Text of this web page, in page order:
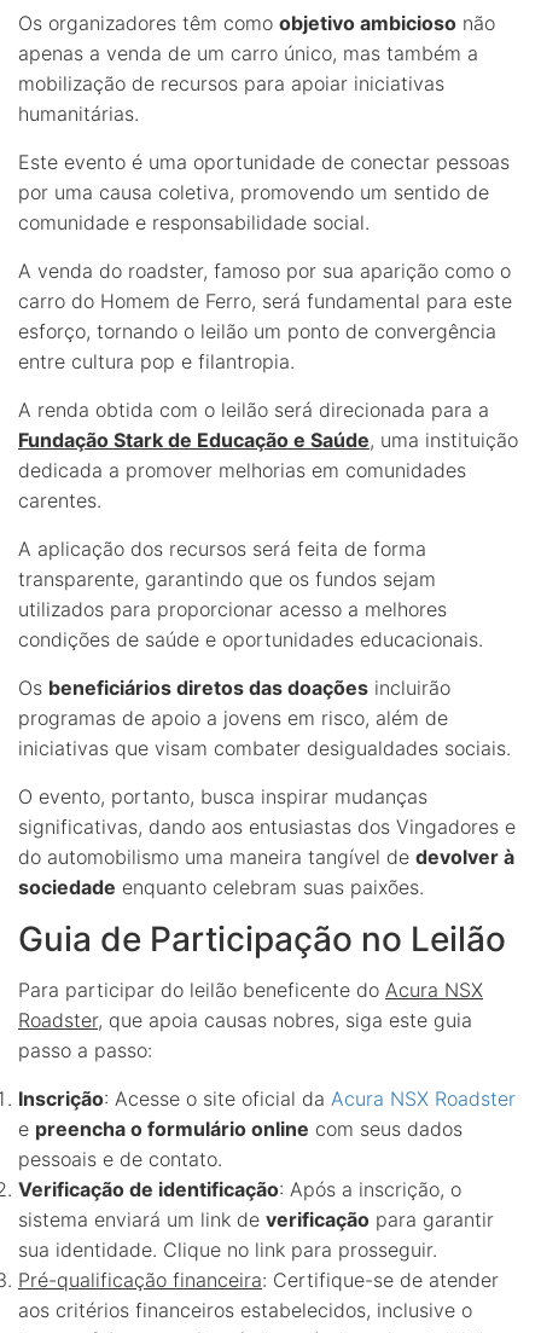
Os organizadores têm como objetivo ambicioso não
apenas a venda de um carro único, mas também a
mobilização de recursos para apoiar iniciativas
humanitárias.
Este evento é uma oportunidade de conectar pessoas
por uma causa coletiva, promovendo um sentido de
comunidade e responsabilidade social.
A venda do roadster, famoso por sua aparição como o
carro do Homem de Ferro, será fundamental para este
esforço, tornando o leilão um ponto de convergência
entre cultura pop e filantropia.
A renda obtida com o leilão será direcionada para a
Fundação Stark de Educação e Saúde, uma instituição
dedicada a promover melhorias em comunidades
carentes.
A aplicação dos recursos será feita de forma
transparente, garantindo que os fundos sejam
utilizados para proporcionar acesso a melhores
condições de saúde e oportunidades educacionais.
Os beneficiários diretos das doações incluirão
programas de apoio a jovens em risco, além de
iniciativas que visam combater desigualdades sociais.
O evento, portanto, busca inspirar mudanças
significativas, dando aos entusiastas dos Vingadores e
do automobilismo uma maneira tangível de devolver à
sociedade enquanto celebram suas paixões.
Guia de Participação no Leilão
Para participar do leilão beneficente do Acura NSX
Roadster, que apoia causas nobres, siga este guia
passo a passo:
Inscrição: Acesse o site oficial da Acura NSX Roadster
e preencha o formulário online com seus dados
pessoais e de contato.
Verificação de identificação: Após a inscrição, o
sistema enviará um link de verificação para garantir
sua identidade. Clique no link para prosseguir.
Pré-qualificação financeira: Certifique-se de atender
aos critérios financeiros estabelecidos, inclusive o